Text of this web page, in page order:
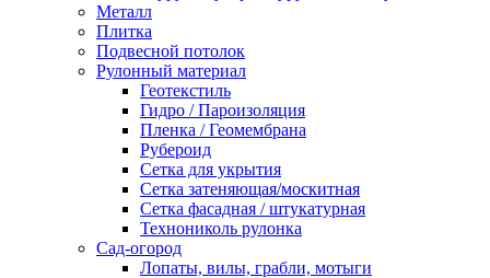
Металл
Плитка
Подвесной потолок
Рулонный материал
Геотекстиль
Гидро / Пароизоляция
Пленка / Геомембрана
Рубероид
Сетка для укрытия
Сетка затеняющая/москитная
Сетка фасадная / штукатурная
Технониколь рулонка
Сад-огород
Лопаты, вилы, грабли, мотыги